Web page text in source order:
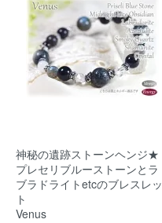
神秘の遺跡ストーンヘンジ★
プレセリブルーストーンとラ
ブラドライトetcのブレスレッ
ト
Venus